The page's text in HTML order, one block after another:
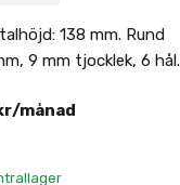
138 mm. Rund
9 mm tjocklek, 6 hål.
/månad